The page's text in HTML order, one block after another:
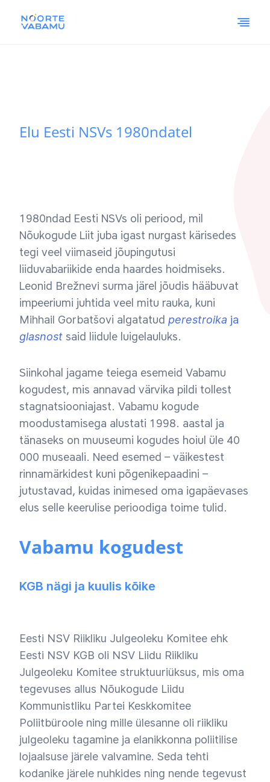
Elu Eesti NSVs 1980ndatel
1980ndad Eesti NSVs oli periood, mil
Nõukogude Liit juba igast nurgast kärisedes
tegi veel viimaseid jõupingutusi
liiduvabariikide enda haardes hoidmiseks.
Leonid Brežnevi surma järel jõudis hääbuvat
impeeriumi juhtida veel mitu rauka, kuni
Mihhail Gorbatšovi algatatud perestroika ja
glasnost said liidule luigelauluks.
Siinkohal jagame teiega esemeid Vabamu
kogudest, mis annavad värvika pildi tollest
stagnatsiooniajast. Vabamu kogude
moodustamisega alustati 1998. aastal ja
tänaseks on muuseumi kogudes hoiul üle 40
000 museaali. Need esemed – väikestest
rinnamärkidest kuni põgenikepaadini –
jutustavad, kuidas inimesed oma igapäevases
elus selle keerulise perioodiga toime tulid.
Vabamu kogudest
KGB nägi ja kuulis kõike
Eesti NSV Riikliku Julgeoleku Komitee ehk
Eesti NSV KGB oli NSV Liidu Riikliku
Julgeoleku Komitee struktuuriüksus, mis oma
tegevuses allus Nõukogude Liidu
Kommunistliku Partei Keskkomitee
Poliitbüroole ning mille ülesanne oli riikliku
julgeoleku tagamine ja elanikkonna poliitilise
lojaalsuse järele valvamine. Seda tehti
kodanike järele nuhkides ning nende tegevust